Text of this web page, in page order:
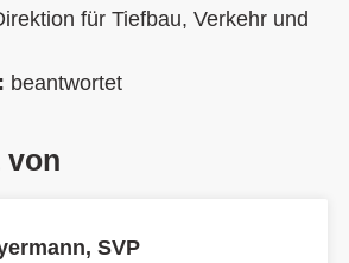
für Tiefbau, Verkehr und
beantwortet
von
SVP